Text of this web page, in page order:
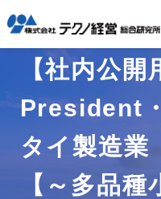
【社内公
President
タイ製造業
【～多品